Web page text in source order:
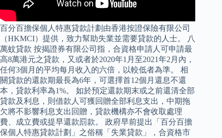
百分百擔保個人特惠貸款計劃由香港按證保險有限公司
（HKMCI）提供，致力幫助失業並需要貸款的人士。 八
萬蚊貸款 按揭證券有限公司指，合資格申請人可申請最
高8萬港元之貸款，又或者於2020年1月至2021年2月內，
任何3個月的平均每月收入的六倍，以較低者為準。 相
關貸款的還款期最長為6年，可選擇首12個月還息不還
本，貸款利率為1%。 如於預定還款期末或之前還清全部
貸款及利息，則借款人可獲回贈全部利息支出，中期拖
欠將不影響利息支出回贈，貸款機構亦不會收取處理
費、成立費或提早還款罰款。 政府早前提出「百分百擔
保個人特惠貸款計劃」之俗稱「失業貸款」，合資格市